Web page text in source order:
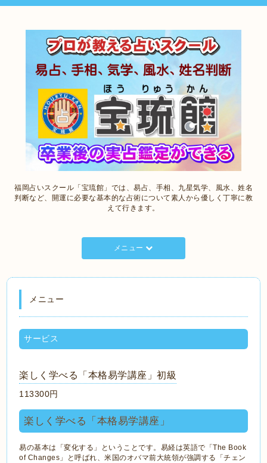
福岡占いスクール「宝琉館」では、易占、手相、九星気学、風水、姓名
判断など、開運に必要な基本的な占術について素人から優しく丁寧に教
えて行きます。
メニュー
メニュー
サービス
楽しく学べる「本格易学講座」初級
113300円
楽しく学べる「本格易学講座」
易の基本は「変化する」ということです。易経は英語で「The Book
of Changes」と呼ばれ、米国のオバマ前大統領が強調する「チェン